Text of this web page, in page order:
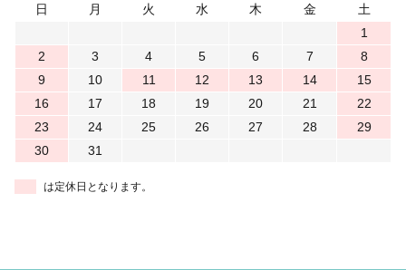
日
月 火 水 木 金
土
1
2
3 4 5 6 7
8
9
10 11 12 13 14
15
16
17 18 19 20 21
22
23
24 25 26 27 28
29
30
31
は定休日となります。